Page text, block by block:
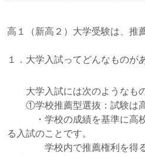
高１（新高２）大学受験は、推
１．大学入試ってどんなものが
大学入試には次のようなもの
①学校推薦型選抜：試験は
・学校の成績を基準に高校
る入試のことです。
学校内で推薦権利を得る